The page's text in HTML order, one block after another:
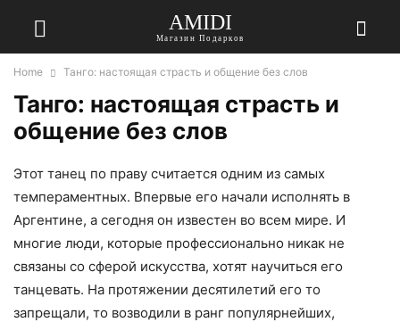
AMIDI
Магазин Подарков
Home Танго: настоящая страсть и общение без слов
Танго: настоящая страсть и
общение без слов
Этот танец по праву считается одним из самых
темпераментных. Впервые его начали исполнять в
Аргентине, а сегодня он известен во всем мире. И
многие люди, которые профессионально никак не
связаны со сферой искусства, хотят научиться его
танцевать. На протяжении десятилетий его то
запрещали, то возводили в ранг популярнейших,